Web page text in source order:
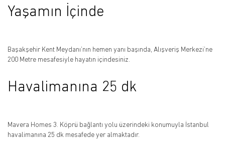
Yaşamın İçinde
Başakşehir Kent Meydanı’nın hemen yanı başında, Alışveriş Merkezi’ne
200 Metre mesafesiyle hayatın içindesiniz.
Havalimanına 25 dk
Mavera Homes 3. Köprü bağlantı yolu üzerindeki konumuyla İstanbul
havalimanına 25 dk mesafede yer almaktadır.